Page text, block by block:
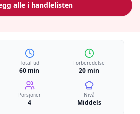
alle i handlelisten
Total tid
60 min
Forberedelse
20 min
Porsjoner
4
Nivå
Middels